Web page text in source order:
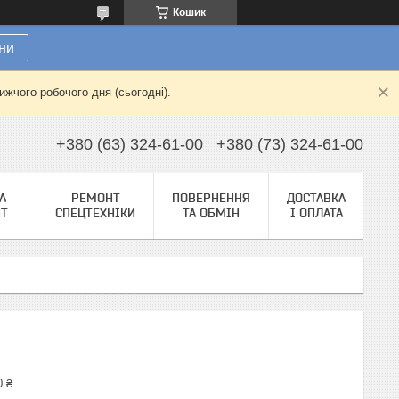
Кошик
робочого дня (сьогодні).
+380 (63) 324-61-00 +380 (73) 324-61-00
РЕМОНТ
СПЕЦТЕХНІКИ
ПОВЕРНЕННЯ
ТА ОБМІН
ДОСТАВКА
І ОПЛАТА
₴